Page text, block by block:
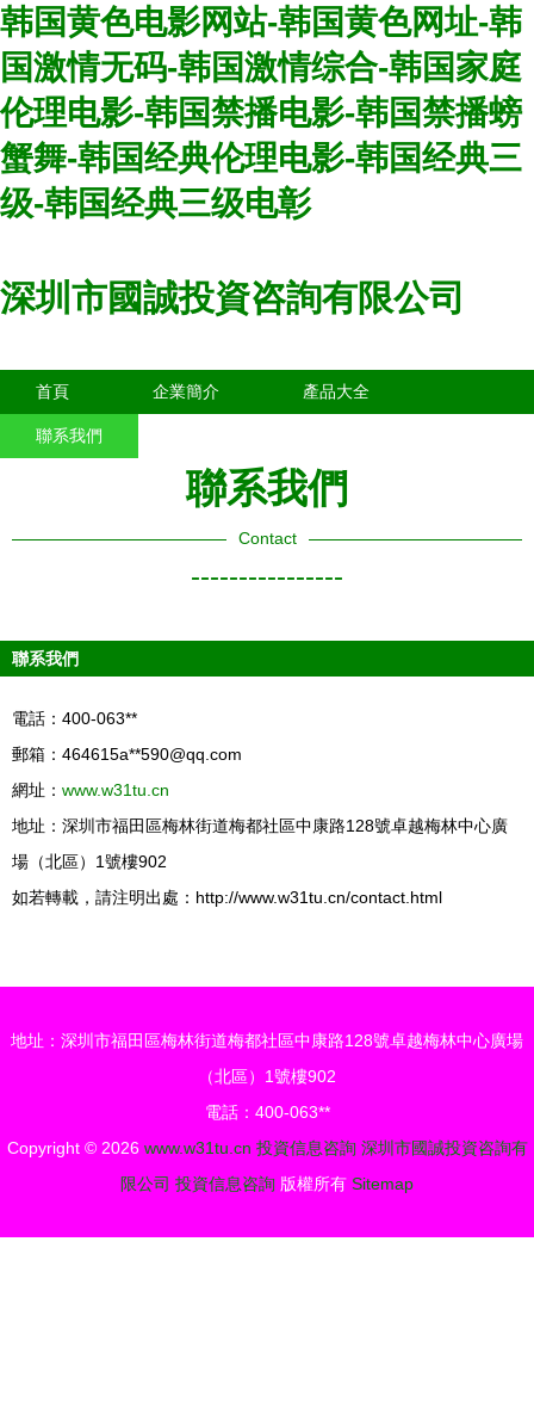
韩国黄色电影网站-韩国黄色网址-韩
国激情无码-韩国激情综合-韩国家庭
伦理电影-韩国禁播电影-韩国禁播螃
蟹舞-韩国经典伦理电影-韩国经典三
级-韩国经典三级电彰
深圳市國誠投資咨詢有限公司
首頁 企業簡介 產品大全
聯系我們
聯系我們
Contact
----------------
聯系我們
電話：400-063**
郵箱：464615a**590@qq.com
網址： www.w31tu.cn
地址：深圳市福田區梅林街道梅都社區中康路128號卓越梅林中心廣
場（北區）1號樓902
如若轉載，請注明出處：http://www.w31tu.cn/contact.html
地址：深圳市福田區梅林街道梅都社區中康路128號卓越梅林中心廣場
（北區）1號樓902
電話：400-063**
Copyright © 2026 www.w31tu.cn 投資信息咨詢 深圳市國誠投資咨詢有
限公司 投資信息咨詢 版權所有 Sitemap